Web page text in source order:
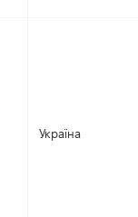
Україна